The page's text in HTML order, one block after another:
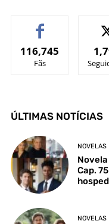
116,745
Fãs
ÚLTIMAS NOTÍCIAS
NOVELAS
Novela
Cap.
NOVELAS